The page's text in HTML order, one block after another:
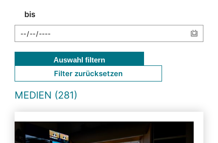
bis
Auswahl filtern
Filter zurücksetzen
MEDIEN (281)